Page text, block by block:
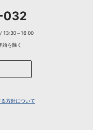
032
13:30～16:00
始を除く
方針について